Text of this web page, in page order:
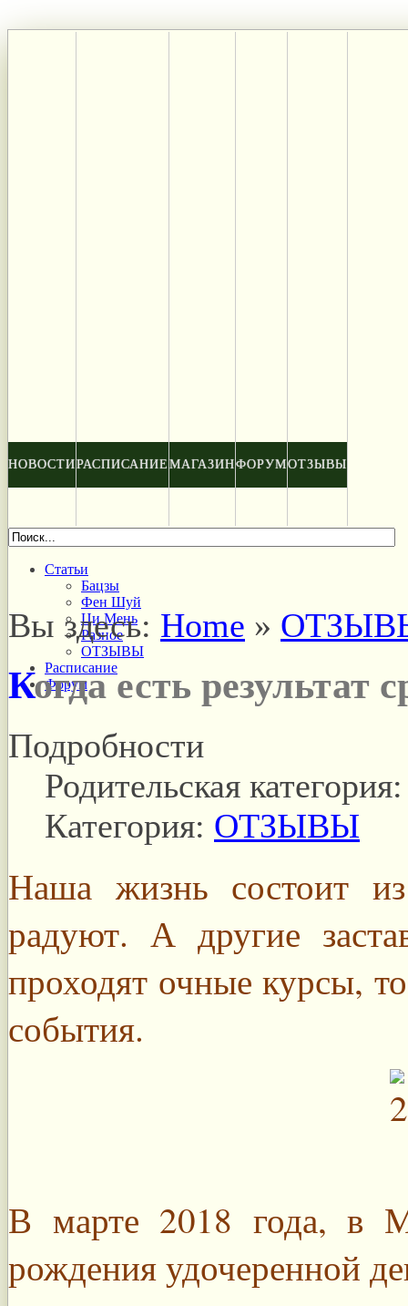
НОВОСТИРАСПИСАНИЕ МАГАЗИНФОРУМОТЗЫВЫ
Статьи
Бацзы
Фен Шуй
Ци Мень
Разное
ОТЗЫВЫ
Расписание
Форум
Вы здесь: Home »
Когда есть результат
Подробности
Родительская
Категория: ОТЗЫВЫ
Наша жизнь состоит
радуют. А другие
проходят очные курсы,
события.
В марте 2018 года, в
рождения удочеренной